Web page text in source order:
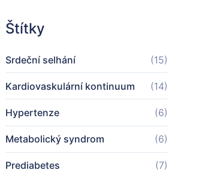
Štítky
Srdeční selhání (15)
Kardiovaskulární kontinuum (14)
Hypertenze (6)
Metabolický syndrom (6)
Prediabetes (7)